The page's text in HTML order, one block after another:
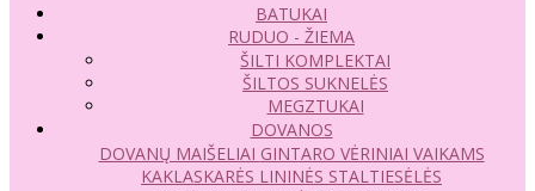
BATUKAI
RUDUO - ŽIEMA
ŠILTI KOMPLEKTAI
ŠILTOS SUKNELĖS
MEGZTUKAI
DOVANOS
DOVANŲ MAIŠELIAI GINTARO VĖRINIAI VAIKAMS
KAKLASKARĖS LININĖS STALTIESĖLĖS